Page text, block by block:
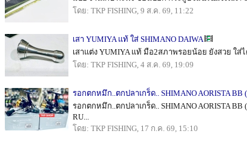
โดย: TKP FISHING, 9 ส.ค. 69, 11:22
เสา YUMIYA แท้ ใส่ SHIMANO DAIWA
เสาแต่ง YUMIYA แท้ มือ2สภาพรอยน้อย ยังสวย ใส่
โดย: TKP FISHING, 4 ส.ค. 69, 19:09
รอกตกหมึก..ตกปลาเกร็ด.. SHIMANO AORISTA BB
รอกตกหมึก..ตกปลาเกร็ด.. SHIMANO AORISTA BB
RU...
โดย: TKP FISHING, 17 ก.ค. 69, 15:10